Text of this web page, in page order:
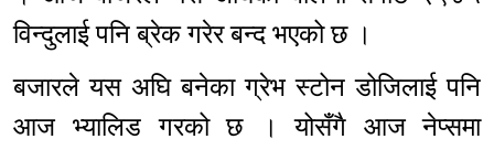
विन्दुलाई पनि ब्रेक गरेर बन्द भएको छ ।
बजारले यस अघि बनेका ग्रेभ स्टोन डोजिलाई पनि
आज भ्यालिड गरको छ । योसँगै आज नेप्समा